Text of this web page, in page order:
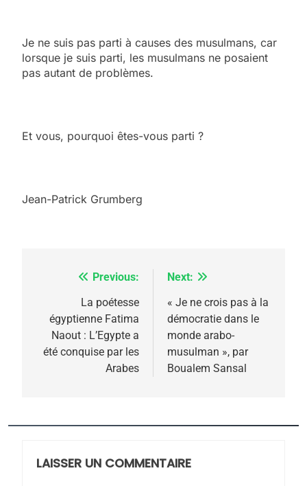
Je ne suis pas parti à causes des musulmans, car
lorsque je suis parti, les musulmans ne posaient
pas autant de problèmes.
Et vous, pourquoi êtes-vous parti ?
Jean-Patrick Grumberg
Navigation
l’article
Previous:
La poétesse
égyptienne Fatima
Naout : L’Egypte a
été conquise par les
Arabes
Next:
« Je ne crois pas à la
démocratie dans le
monde arabo-
musulman », par
Boualem Sansal
LAISSER UN COMMENTAIRE
2025, l’année la plus
rapport d’ADL contre
FRANCE ISRAÉL